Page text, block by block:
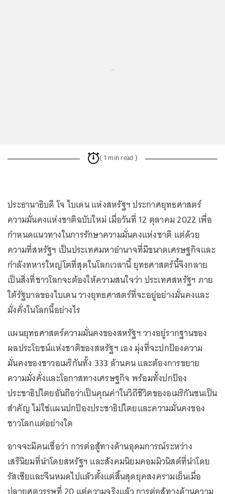
...
( 1 min read )
ประธานาธิบดี โจ ไบเดน แห่งสหรัฐฯ ประกาศยุทธศาสตร์
ความมั่นคงแห่งชาติฉบับใหม่ เมื่อวันที่ 12 ตุลาคม 2022 เพื่อ
กำหนดแนวทางในการรักษาความมั่นคงแห่งชาติ แต่ด้วย
ความที่สหรัฐฯ เป็นประเทศมหาอำนาจที่มีขนาดเศรษฐกิจและ
กำลังทหารใหญ่โตที่สุดในโลกเวลานี้ ยุทธศาสตร์นี้จึงกลาย
เป็นสิ่งที่ชาวโลกจะต้องให้ความสนใจว่า ประเทศสหรัฐฯ ภาย
ใต้รัฐบาลของไบเดน วางยุทธศาสตร์ที่จะอยู่อย่างมั่นคงและ
มั่งคั่งในโลกนี้อย่างไร
แผนยุทธศาสตร์ความมั่นคงของสหรัฐฯ วางอยู่รากฐานของ
ผลประโยชน์แห่งชาติของสหรัฐฯ เอง มุ่งที่จะปกป้องความ
มั่นคงของชาวอเมริกันทั้ง 333 ล้านคน และต้องการขยาย
ความมั่งคั่งและโอกาสทางเศรษฐกิจ พร้อมทั้งปกป้อง
ประชาธิปไตยอันถือว่าเป็นคุณค่าในวิถีชีวิตของอเมริกันชนเป็น
สำคัญ ไม่ใช่แผนปกป้องประชาธิปไตยและความมั่นคงของ
ชาวโลกแต่อย่างใด
อาจจะมีคนเชื่อว่า การต่อสู้ทางด้านอุดมการณ์ระหว่าง
เสรีนิยมที่นำโดยสหรัฐฯ และสังคมนิยมคอมมิวนิสต์ที่นำโดย
รัสเซียและจีนหมดไปแล้วตั้งแต่สิ้นสุดยุคสงครามเย็นเมื่อ